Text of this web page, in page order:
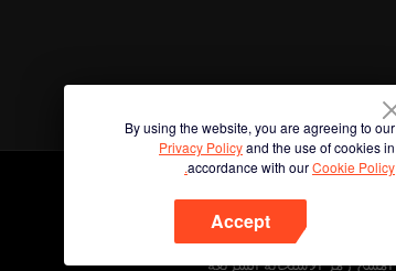
By using the website, you are agreeing to our
Privacy Policyand the use of cookies in
accordance with ourCookie Policy.
Accept
امسح رمز الاستجابة السريعة